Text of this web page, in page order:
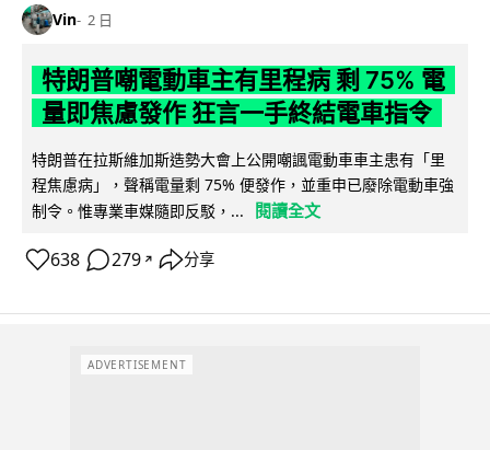
Vin 2 日
特朗普嘲電動車主有里程病 剩 75% 電
量即焦慮發作 狂言一手終結電車指令
特朗普在拉斯維加斯造勢大會上公開嘲諷電動車車主患有「里
程焦慮病」，聲稱電量剩 75% 便發作，並重申已廢除電動車強
制令。惟專業車媒隨即反駁，...
閱讀全文
638 279 ↗ 分享
ADVERTISEMENT